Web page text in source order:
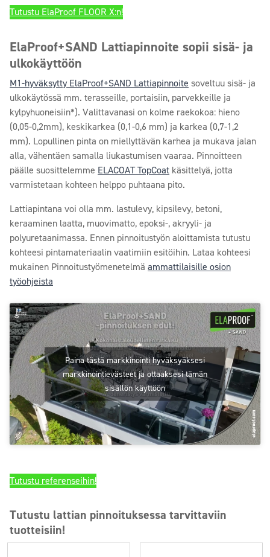
Tutustu ElaProof FLOOR X:n!
ElaProof+SAND Lattiapinnoite sopii sisä- ja
ulkokäyttöön
M1-hyväksytty ElaProof+SAND Lattiapinnoite soveltuu sisä- ja
ulkokäytössä mm. terasseille, portaisiin, parvekkeille ja
kylpyhuoneisiin*). Valittavanasi on kolme raekokoa: hieno
(0,05-0,2mm), keskikarkea (0,1-0,6 mm) ja karkea (0,7-1,2
mm). Lopullinen pinta on miellyttävän karhea ja mukava jalan
alla, vähentäen samalla liukastumisen vaaraa. Pinnoitteen
päälle suosittelemme ELACOAT TopCoat käsittelyä, jotta
varmistetaan kohteen helppo puhtaana pito.
Lattiapintana voi olla mm. lastulevy, kipsilevy, betoni,
keraaminen laatta, muovimatto, epoksi-, akryyli- ja
polyuretaanimassa. Ennen pinnoitustyön aloittamista tutustu
kohteesi pintamateriaalin vaatimiin esitöihin. Lataa kohteesi
mukainen Pinnoitustyömenetelmä ammattilaisille osion
työohjeista
Paina tästä markkinointi hyväksyäksesi
markkinointievästeet ja ottaaksesi tämän
sisällön käyttöön
Tutustu referenseihin!
Tutustu lattian pinnoituksessa tarvittaviin
tuotteisiin!